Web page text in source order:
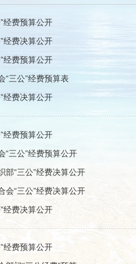
经费预算公开
经费决算公开
经费预算公开
“三公”经费预算表
经费决算公开
经费预算公开
“三公”经费预算公开
部“三公”经费决算公开
会“三公”经费决算公开
经费决算公开
经费预算公开